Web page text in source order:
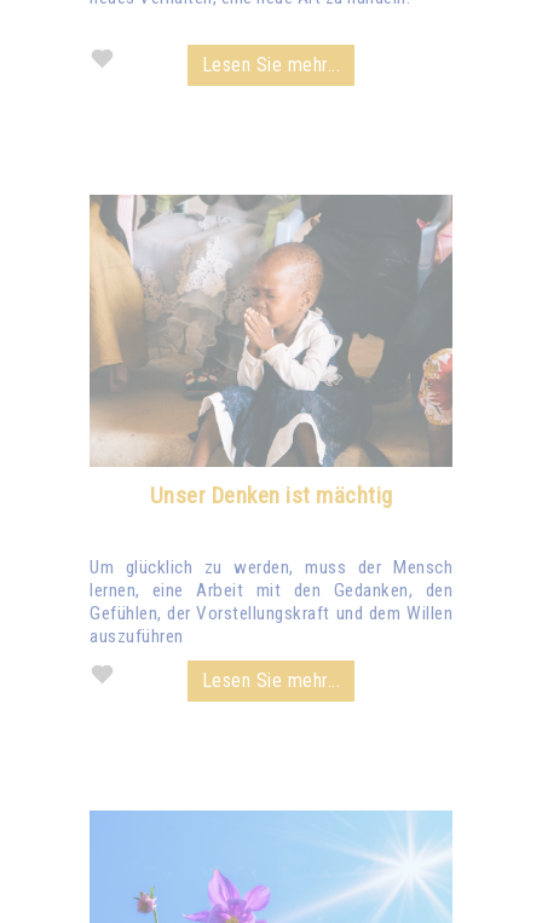
Lesen Sie mehr...
Unser Denken ist mächtig
Um glücklich zu werden, muss der Mensch
lernen, eine Arbeit mit den Gedanken, den
Gefühlen, der Vorstellungskraft und dem Willen
auszuführen
Lesen Sie mehr...